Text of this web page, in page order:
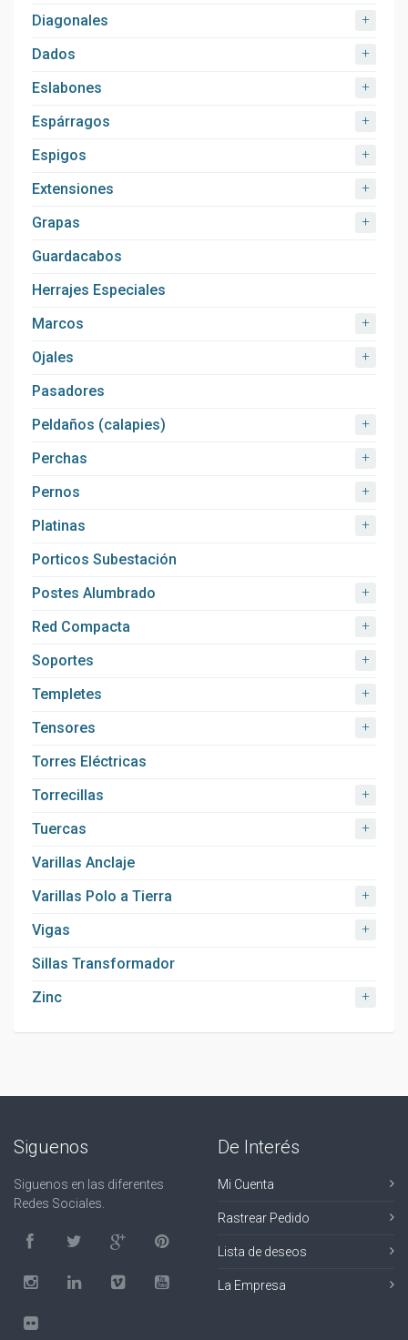
Diagonales +
Dados +
Eslabones +
Espárragos +
Espigos +
Extensiones +
Grapas +
Guardacabos
Herrajes Especiales
Marcos
+
Ojales +
Pasadores
Peldaños (calapies)
+
Perchas +
Pernos +
Platinas +
Porticos Subestación
Postes Alumbrado
+
Red Compacta +
Soportes +
Templetes +
Tensores +
Torres Eléctricas
Torrecillas
+
Tuercas +
Varillas Anclaje
Varillas Polo a Tierra
+
Vigas +
Sillas Transformador
Zinc
+
Siguenos
Siguenos en las diferentes
Redes Sociales.
De Interés
Mi Cuenta
Rastrear Pedido
Lista de deseos
La Empresa